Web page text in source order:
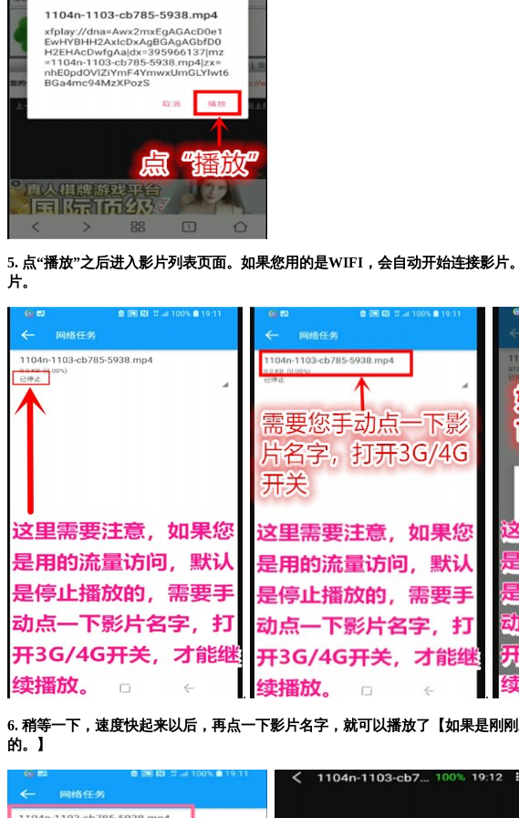
5. 点“播放”之后进入影片列表页面。如果您用的是WIFI，会自动开始连接影
片。
. .
6. 稍等一下，速度快起来以后，再点一下影片名字，就可以播放了【如果是
的。】